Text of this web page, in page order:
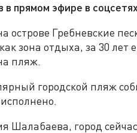
прямом эфире в
острове Гребневские
зона отдыха, за 30 лет
пляж.
городской пляж
Шалабаева, город